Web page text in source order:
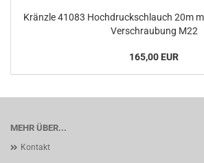
Kränzle 41083 Hochdruckschlauch 20m
Verschraubung M22
165,00 EUR
MEHR ÜBER...
Kontakt